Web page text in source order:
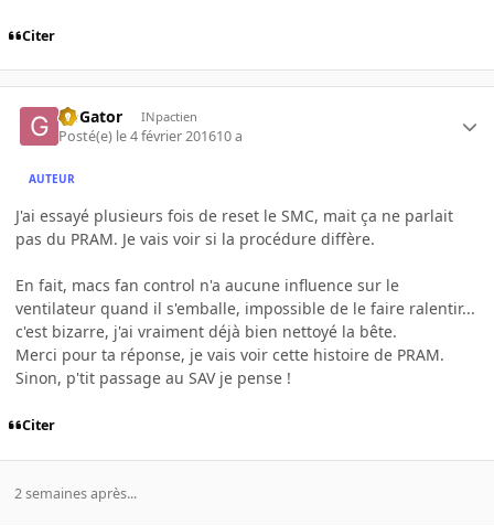
Citer
GoGator INpactien
Posté(e) le 4 février 201610 a
AUTEUR
J'ai essayé plusieurs fois de reset le SMC, mait ça ne parlait
pas du PRAM. Je vais voir si la procédure diffère.
En fait, macs fan control n'a aucune influence sur le
ventilateur quand il s'emballe, impossible de le faire ralentir...
c'est bizarre, j'ai vraiment déjà bien nettoyé la bête.
Merci pour ta réponse, je vais voir cette histoire de PRAM.
Sinon, p'tit passage au SAV je pense !
Citer
2 semaines après...